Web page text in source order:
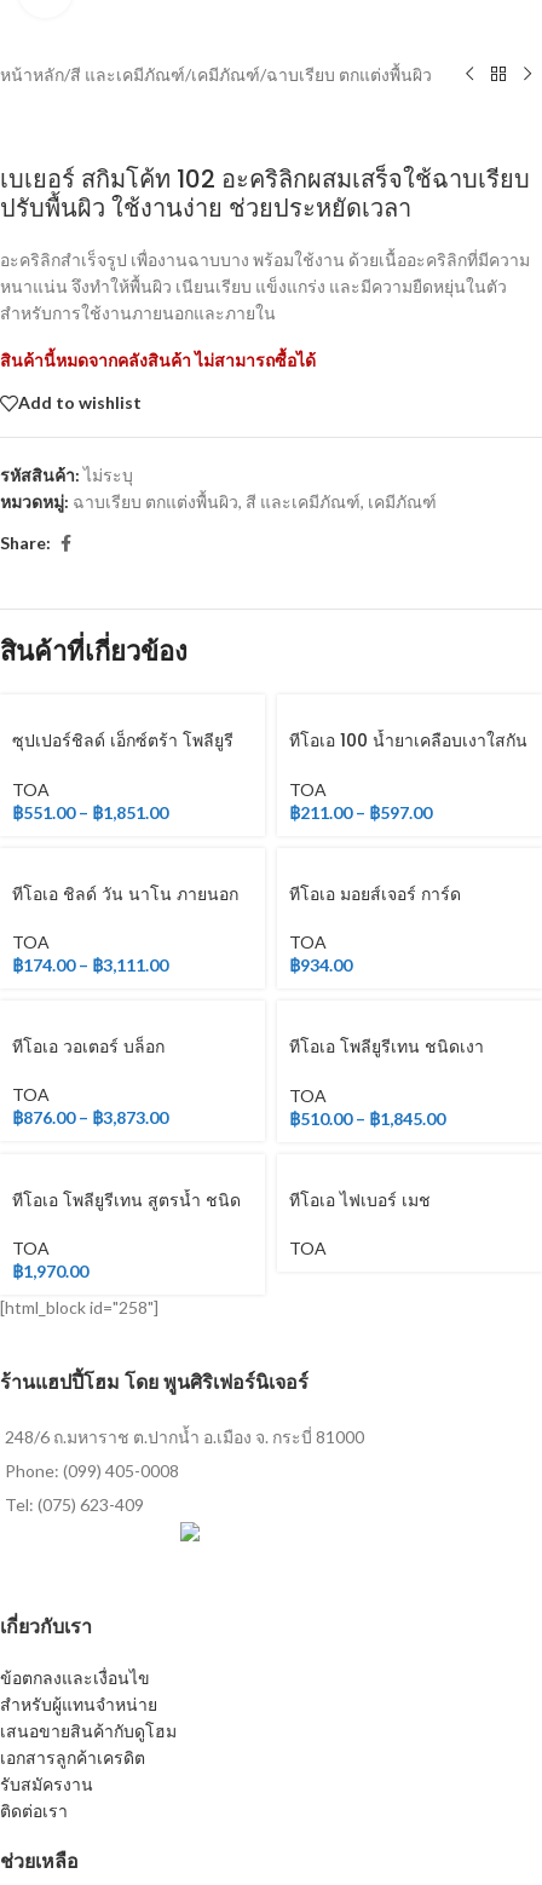
หน้าหลัก/สี และเคมีภัณฑ์/เคมีภัณฑ์/ฉาบเรียบ ตกแต่งพื้นผิว
เบเยอร์ สกิมโค้ท 102 อะคริลิกผสมเสร็จใช้ฉาบเรียบ
ปรับพื้นผิว ใช้งานง่าย ช่วยประหยัดเวลา
อะคริลิกสำเร็จรูป เพื่องานฉาบบาง พร้อมใช้งาน ด้วยเนื้ออะคริลิกที่มีความ
หนาแน่น จึงทำให้พื้นผิว เนียนเรียบ แข็งแกร่ง และมีความยืดหยุ่นในตัว
สำหรับการใช้งานภายนอกและภายใน
สินค้านี้หมดจากคลังสินค้า ไม่สามารถซื้อได้
Add to wishlist
รหัสสินค้า:ไม่ระบุ
หมวดหมู่: ฉาบเรียบ ตกแต่งพื้นผิว, สี และเคมีภัณฑ์, เคมีภัณฑ์
Share:
สินค้าที่เกี่ยวข้อง
ซุปเปอร์ชิลด์ เอ็กซ์ตร้า โพลียูรี
TOA
฿551.00 – ฿1,851.00
ทีโอเอ 100 น้ำยาเคลือบเงาใสกัน
TOA
฿211.00 – ฿597.00
ทีโอเอ ชิลด์ วัน นาโน ภายนอก
TOA
฿174.00 – ฿3,111.00
ทีโอเอ มอยส์เจอร์ การ์ด
TOA
฿934.00
ทีโอเอ วอเตอร์ บล็อก
TOA
฿876.00 – ฿3,873.00
ทีโอเอ โพลียูรีเทน ชนิดเงา
TOA
฿510.00 – ฿1,845.00
ทีโอเอ โพลียูรีเทน สูตรน้ำ ชนิด
TOA
฿1,970.00
ทีโอเอ ไฟเบอร์ เมช
TOA
[html_block id="258"]
ร้านแฮปปี้โฮม โดย พูนศิริเฟอร์นิเจอร์
248/6 ถ.มหาราช ต.ปากน้ำ อ.เมือง จ. กระบี่ 81000
Phone: (099) 405-0008
Tel: (075) 623-409
เกี่ยวกับเรา
ข้อตกลงและเงื่อนไข
สำหรับผู้แทนจำหน่าย
เสนอขายสินค้ากับดูโฮม
เอกสารลูกค้าเครดิต
รับสมัครงาน
ติดต่อเรา
ช่วยเหลือ